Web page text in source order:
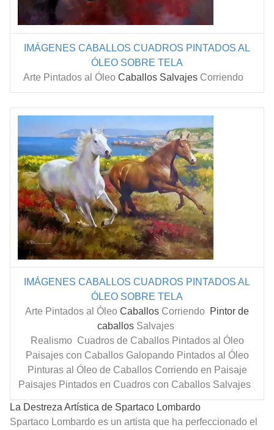
IMÁGENES CABALLOS CUADROS PINTADOS AL
ÓLEO SOBRE TELA
Arte Pintados al Óleo Caballos Salvajes Corriendo
IMÁGENES CABALLOS CUADROS PINTADOS AL
ÓLEO SOBRE TELA
Arte Pintados al Óleo Caballos Corriendo Pintor de
caballos Salvajes
Realismo Cuadros de Caballos Pintados al Óleo
Paisajes con Caballos Galopando Pintados al Óleo
Pinturas al Óleo de CaballosCorriendo en Paisaje
Paisajes Pintados en Cuadros con Caballos Salvajes
La Destreza Artística de Spartaco Lombardo
Spartaco Lombardo es un artista que ha perfeccionado el